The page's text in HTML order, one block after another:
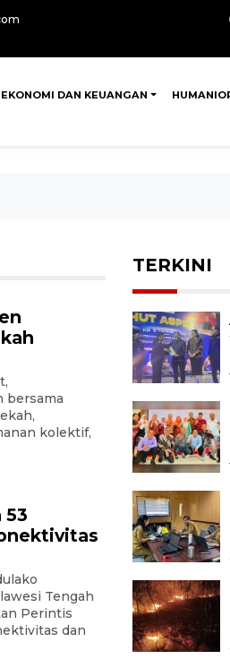
EKONOMI DAN KEUANGAN
bersama
kolektif,
53
Tengah
Perintis
dan
TERKINI